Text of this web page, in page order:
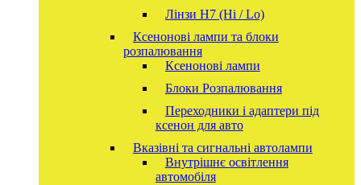
Лінзи Н7 (Hi / Lo)
Ксенонові лампи та блоки
розпалювання
Ксенонові лампи
Блоки Розпалювання
Переходники і адаптери під
ксенон для авто
Вказівні та сигнальні автолампи
Внутрішнє освітлення
автомобіля